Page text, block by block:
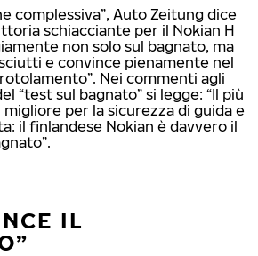
complessiva”, Auto Zeitung dice
schiacciante per il Nokian H
non solo sul bagnato, ma
e convince pienamente nel
Nei commenti agli
“test sul bagnato” si legge: “Il più
per la sicurezza di guida e
il finlandese Nokian è davvero il
IL